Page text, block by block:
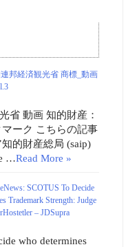
邦経済観光省 商標_動画
省 動画 知的財産：
ーク こちらの記事
的財産総局 (saip)
…Read More »
SCOTUS To Decide
Trademark Strength: Judge
– JDSupra
who determines